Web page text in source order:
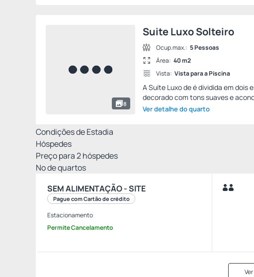
8
Suite Luxo Solteiro
Ocup.max.: 5 Pessoas
Área: 40 m2
Vista: Vista para a Piscina
A Suíte Luxo de é dividida em
decorado com tons suaves e
Ver detalhe do quarto
Condições de Estadia
Hóspedes
Preço para2hóspedes
Nº de quartos
SEM ALIMENTAÇÃO - SITE
Pague com Cartão de crédito
Estacionamento
Permite Cancelamento